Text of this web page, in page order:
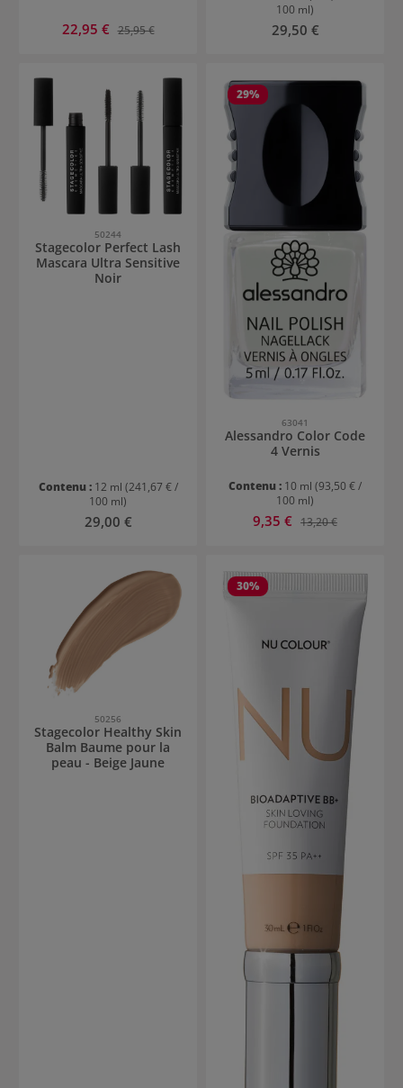
Prix de vente :
22,95 € Prix régulier :
25,95 €
100 ml)
Prix régulier :
29,50 €
50244
Stagecolor Perfect Lash
Mascara Ultra Sensitive
Noir
Contenu : 12 ml (241,67 € /
100 ml)
Prix régulier :
29,00 €
29%
63041
Alessandro Color Code
4 Vernis
Contenu : 10 ml (93,50 € /
100 ml)
Prix de vente :
9,35 € Prix régulier :
13,20 €
50256
Stagecolor Healthy Skin
Balm Baume pour la
peau - Beige Jaune
30%